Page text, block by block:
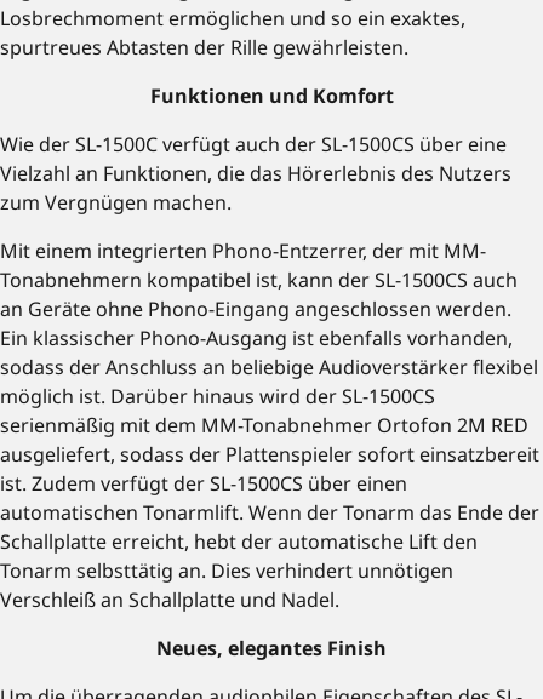
Losbrechmoment ermöglichen und so ein exaktes,
spurtreues Abtasten der Rille gewährleisten.
Funktionen und Komfort
Wie der SL-1500C verfügt auch der SL-1500CS über eine
Vielzahl an Funktionen, die das Hörerlebnis des Nutzers
zum Vergnügen machen.
Mit einem integrierten Phono-Entzerrer, der mit MM-
Tonabnehmern kompatibel ist, kann der SL-1500CS auch
an Geräte ohne Phono-Eingang angeschlossen werden.
Ein klassischer Phono-Ausgang ist ebenfalls vorhanden,
sodass der Anschluss an beliebige Audioverstärker flexibel
möglich ist. Darüber hinaus wird der SL-1500CS
serienmäßig mit dem MM-Tonabnehmer Ortofon 2M RED
ausgeliefert, sodass der Plattenspieler sofort einsatzbereit
ist. Zudem verfügt der SL-1500CS über einen
automatischen Tonarmlift. Wenn der Tonarm das Ende der
Schallplatte erreicht, hebt der automatische Lift den
Tonarm selbsttätig an. Dies verhindert unnötigen
Verschleiß an Schallplatte und Nadel.
Neues, elegantes Finish